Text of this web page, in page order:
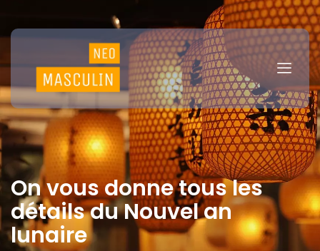
On vous donne tous les
détails du Nouvel an
lunaire